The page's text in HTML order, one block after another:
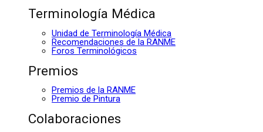
Terminología Médica
Unidad de Terminología Médica
Recomendaciones de la RANME
Foros Terminológicos
Premios
Premios de la RANME
Premio de Pintura
Colaboraciones